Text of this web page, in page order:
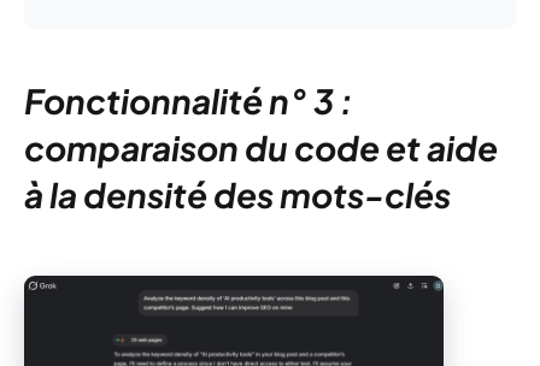
Fonctionnalité n° 3 :
comparaison du code et aide
à la densité des mots-clés